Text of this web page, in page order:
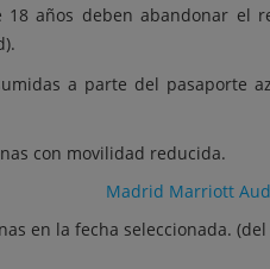
18 años deben abandonar
a parte del pasaporte
con movilidad reducida.
Madrid Marriott
en la fecha seleccionada.